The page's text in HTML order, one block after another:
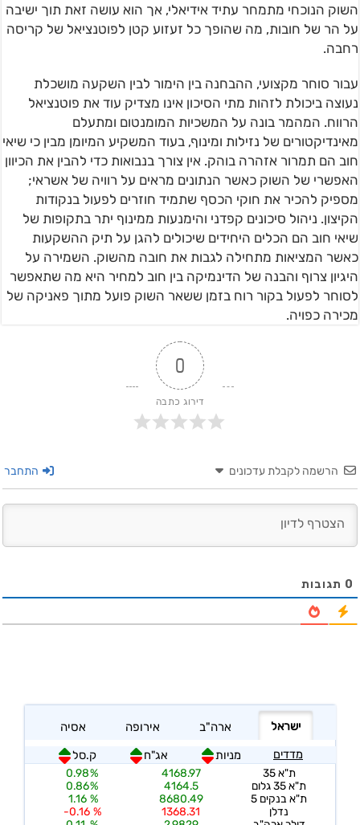
השוק הנוכחי מתמחר עתיד אידיאלי, אך הוא עושה זאת תוך ישיבה
על הר של חובות, מה שהופך כל זעזוע קטן לפוטנציאל של קריסה
רחבה.
עבור סוחר מקצועי, ההבחנה בין הימור לבין השקעה מושכלת
נעוצה ביכולת לזהות מתי הסיכון אינו מצדיק עוד את פוטנציאל
הרווח. המהמר בונה על המשכיות המומנטום ומתעלם
מאינדיקטורים של נזילות ומינוף, בעוד המשקיע המיומן מבין כי שיאי
חוב הם תמרור אזהרה בוהק. אין צורך בנבואות כדי להבין את הכיוון
האפשרי של השוק כאשר הנתונים מראים על רוויה של אשראי;
מספיק להכיר את חוקי הכסף שתמיד חוזרים לפעול בנקודות
הקיצון. ניהול סיכונים קפדני והימנעות ממינוף יתר בתקופות של
שיאי חוב הם הכלים היחידים שיכולים להגן על תיק ההשקעות
כאשר המציאות מתחילה לגבות את חובה מהשוק. השמירה על
היגיון צרוף והבנה של הדינמיקה בין חוב למחיר היא מה שתאפשר
לסוחר לפעול בקור רוח בזמן ששאר השוק פועל מתוך פאניקה של
מכירה כפויה.
0
דירוג כתבה
הרשמה לקבלת עדכונים התחבר
0 תגובות